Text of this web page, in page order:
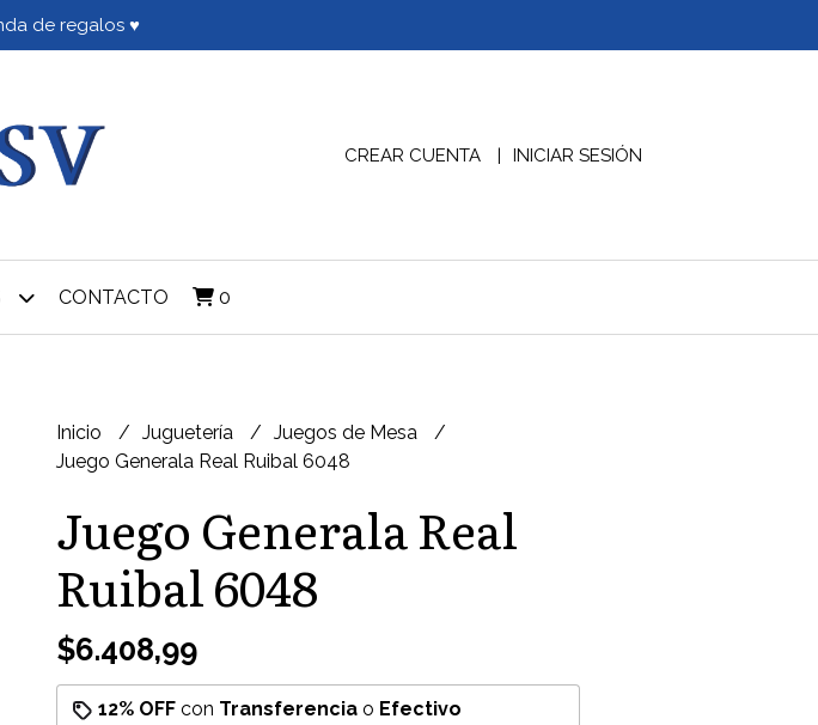
de regalos ♥
CREAR CUENTA INICIAR SESIÓN
CONTACTO 0
Inicio Juguetería
Juegos de Mesa
Juego Generala Real Ruibal 6048
Juego Generala Real
Ruibal 6048
$6.408,99
12% OFF con Transferencia o Efectivo